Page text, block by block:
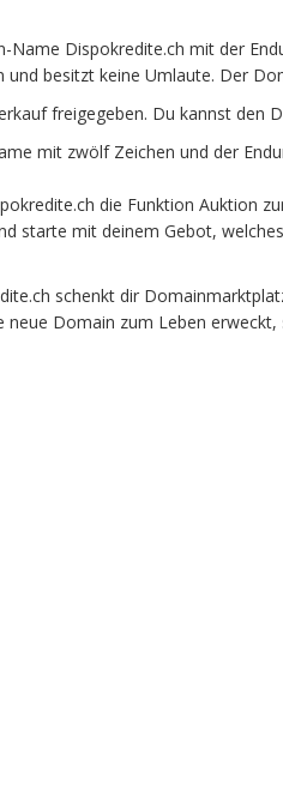
Dispokredite.ch mit der
besitzt keine Umlaute. Der
freigegeben. Du kannst
mit zwölf Zeichen und der
die Funktion Auktion
starte mit deinem Gebot,
schenkt dir
Domain zum Leben